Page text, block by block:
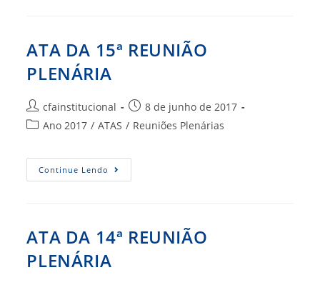
ATA DA 15ª REUNIÃO
PLENÁRIA
Autor
do
cfainstitucional
Post
publicado:
8 de junho de 2017
Categoria
post:
Ano 2017 / ATAS / Reuniões Plenárias
Continue Lendo ATA
DA
ATA DA 14ª REUNIÃO
PLENÁRIA